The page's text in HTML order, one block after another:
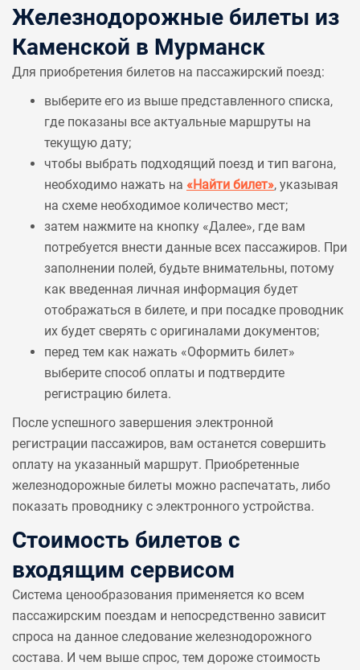
Железнодорожные билеты из
Каменской в Мурманск
Для приобретения билетов на пассажирский поезд:
выберите его из выше представленного списка,
где показаны все актуальные маршруты на
текущую дату;
чтобы выбрать подходящий поезд и тип вагона,
необходимо нажать на «Найти билет», указывая
на схеме необходимое количество мест;
затем нажмите на кнопку «Далее», где вам
потребуется внести данные всех пассажиров. При
заполнении полей, будьте внимательны, потому
как введенная личная информация будет
отображаться в билете, и при посадке проводник
их будет сверять с оригиналами документов;
перед тем как нажать «Оформить билет»
выберите способ оплаты и подтвердите
регистрацию билета.
После успешного завершения электронной
регистрации пассажиров, вам останется совершить
оплату на указанный маршрут. Приобретенные
железнодорожные билеты можно распечатать, либо
показать проводнику с электронного устройства.
Стоимость билетов с
входящим сервисом
Система ценообразования применяется ко всем
пассажирским поездам и непосредственно зависит
спроса на данное следование железнодорожного
состава. И чем выше спрос, тем дороже стоимость